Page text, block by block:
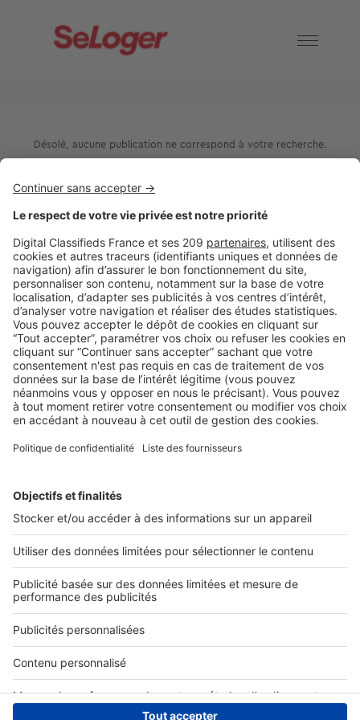
Désolé, aucune publication ne correspond à votre recherche.
2 rue des Italiens 75009 Paris
01 53 38 80 00
Nos solutions pro
Nous contacter
Connexion à My SeLoger Pro
Espace Presse